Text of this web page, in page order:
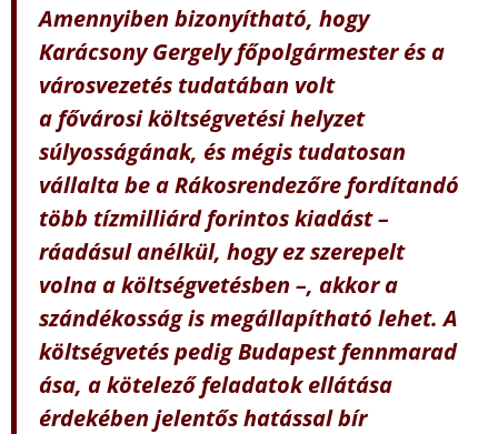
Amennyiben bizonyítható, hogy
Karácsony Gergely főpolgármester és a
városvezetés tudatában volt
a fővárosi költségvetési helyzet
súlyosságának, és mégis tudatosan
vállalta be a Rákosrendezőre fordítandó
több tízmilliárd forintos kiadást –
ráadásul anélkül, hogy ez szerepelt
volna a költségvetésben –, akkor a
szándékosság is megállapítható lehet. A
költségvetés pedig Budapest fennmarad
ása, a kötelező feladatok ellátása
érdekében jelentős hatással bír